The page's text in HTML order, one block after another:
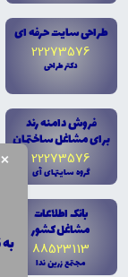
×
طراحى سايت حرفه اى
22273576
دکتر طراحى
فروش دامنه رند
براى مشاغل ساختمان
22273576
گروه سايتهاى آى
بانک اطلاعات
مشاغل کشور
88523113
مجتمع زرين ندا